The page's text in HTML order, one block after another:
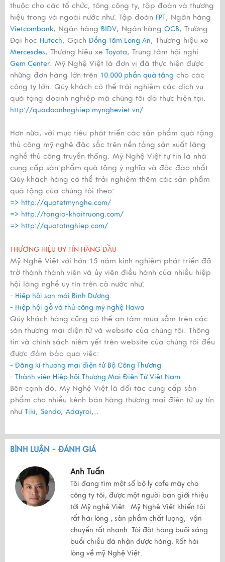
thuộc cho các tổ chức, tông công ty, tập đoàn và thương
hiệu trong và ngoài nước như: Tập đoàn FPT, Ngân hàng
Vietcombank, Ngân hàng BIDV, Ngân hàng OCB, Trường
Đại học Hutech, Gạch Đồng Tâm Long An, Thương hiệu xe
Mercesdes, Thương hiệu xe Toyota, Trung tâm hội nghị
Gem Center. Mỹ Nghệ Việt là đơn vị đã thực hiện được
những đơn hàng lớn trên 10.000 phần quà tặng cho các
công ty lớn. Qúy khách có thể trải nghiệm các dịch vụ
quà tặng doanh nghiệp mà chúng tôi đã thực hiện tại:
http://quadoanhnghiep.myngheviet.vn/
Hơn nữa, với mục tiêu phát triển các sản phẩm quà tặng
thủ công mỹ nghệ đặc sắc trên nền tảng sản xuất làng
nghề thủ công truyền thống. Mỹ Nghệ Việt tự tin là nhà
cung cấp sản phẩm quà tặng ý nghĩa và độc đáo nhất.
Qúy khách hàng có thể trải nghiệm thêm các sản phẩm
quà tặng của chúng tôi theo:
=> http://quatetmynghe.com/
=> http://tangia-khaitruong.com/
=> http://quatotnghiep.com/
THƯƠNG HIỆU UY TÍN HÀNG ĐẦU
Mỹ Nghệ Việt với hớn 15 năm kinh nghiệm phát triển đã
trở thành thành viên và ủy viên điều hành của nhiều hiệp
hội làng nghề uy tín trên cả nước như:
- Hiệp hội sơn mài Bình Dương
- Hiệp hội gỗ và thủ công mỹ nghệ Hawa
Qúy khách hàng cũng có thể an tâm mua sắm trên các
sàn thương mại điện tử và website của chúng tôi. Thông
tin và chính sách niêm yết trên website của chúng tôi đều
được đảm bảo qua việc:
- Đăng kí thương mại điện tử Bộ Công Thương
- Thành viên Hiệp hội Thương Mại Điện Tử Việt Nam
Bên cạnh đó, Mỹ Nghệ Việt là đối tác cung cấp sản
phẩm cho nhiều kênh bán hàng thương mại điện tử uy tín
như Tiki, Sendo, Adayroi,..
BÌNH LUẬN - ĐÁNH GIÁ
Anh Tuấn
Tôi đang tìm một số bộ ly cofe máy cho
công ty tôi, được một người bạn giới thiệu
tới Mỹ nghệ Việt. Mỹ Nghệ Việt khiến tôi
rất hài lòng , sản phẩm chất lượng, vận
chuyển rất nhanh. Tôi đặt hàng buổi sáng
buổi chiều đã nhận được hàng. Rất hài
lòng về mỹ Nghệ Việt.